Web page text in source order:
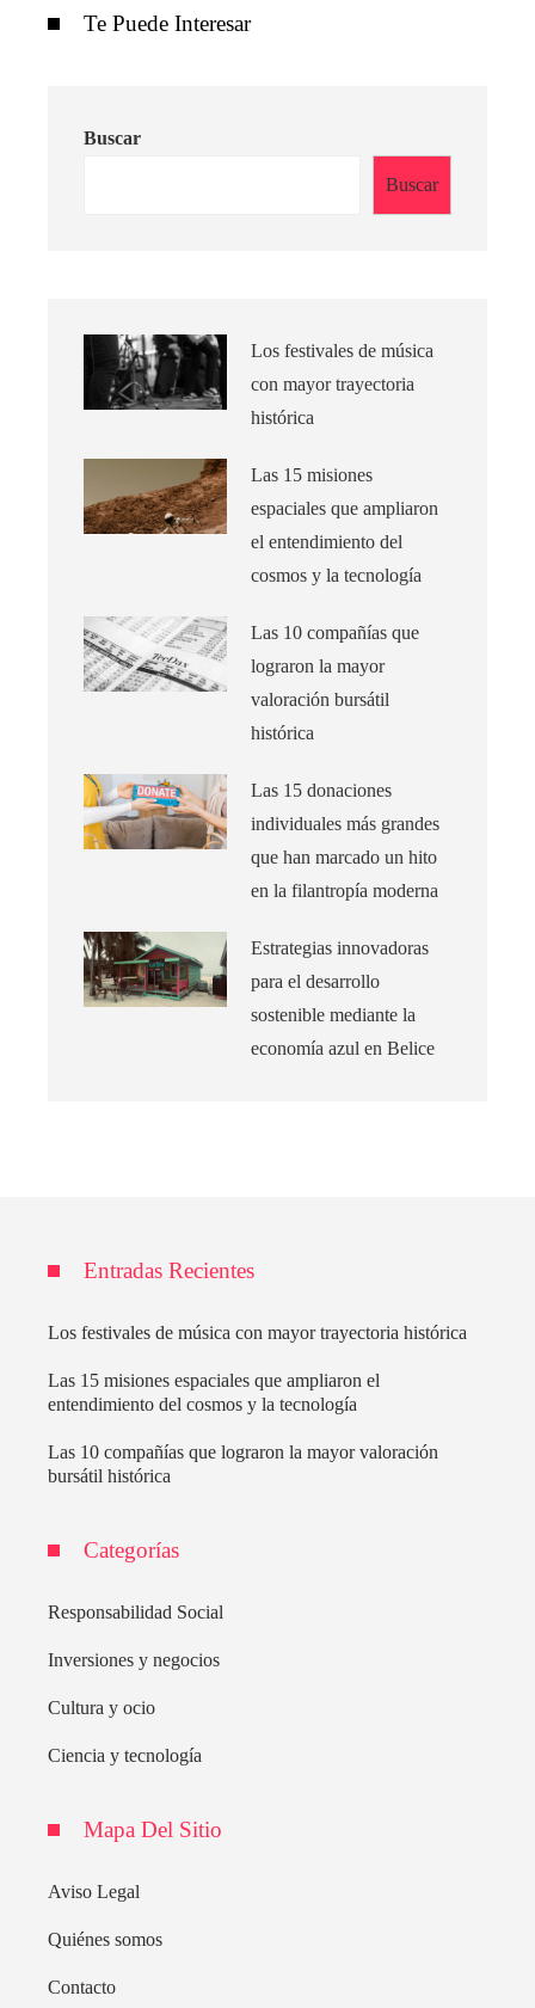
Te Puede Interesar
Buscar
Buscar
Los festivales de música
con mayor trayectoria
histórica
Las 15 misiones
espaciales que ampliaron
el entendimiento del
cosmos y la tecnología
Las 10 compañías que
lograron la mayor
valoración bursátil
histórica
Las 15 donaciones
individuales más grandes
que han marcado un hito
en la filantropía moderna
Estrategias innovadoras
para el desarrollo
sostenible mediante la
economía azul en Belice
Entradas Recientes
Los festivales de música con mayor trayectoria histórica
Las 15 misiones espaciales que ampliaron el
entendimiento del cosmos y la tecnología
Las 10 compañías que lograron la mayor valoración
bursátil histórica
Categorías
Responsabilidad Social
Inversiones y negocios
Cultura y ocio
Ciencia y tecnología
Mapa Del Sitio
Aviso Legal
Quiénes somos
Contacto